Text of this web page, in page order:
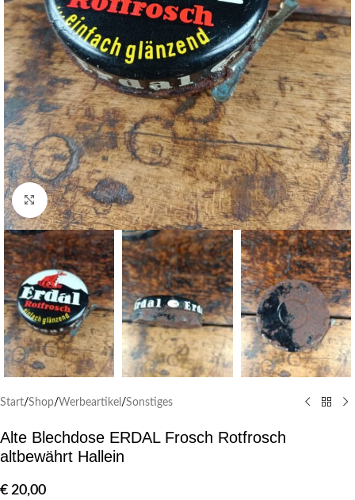
Klick zum Vergrößern
Start/Shop/Werbeartikel /Sonstiges
Alte Blechdose ERDAL Frosch Rotfrosch
altbewährt Hallein
€ 20,00